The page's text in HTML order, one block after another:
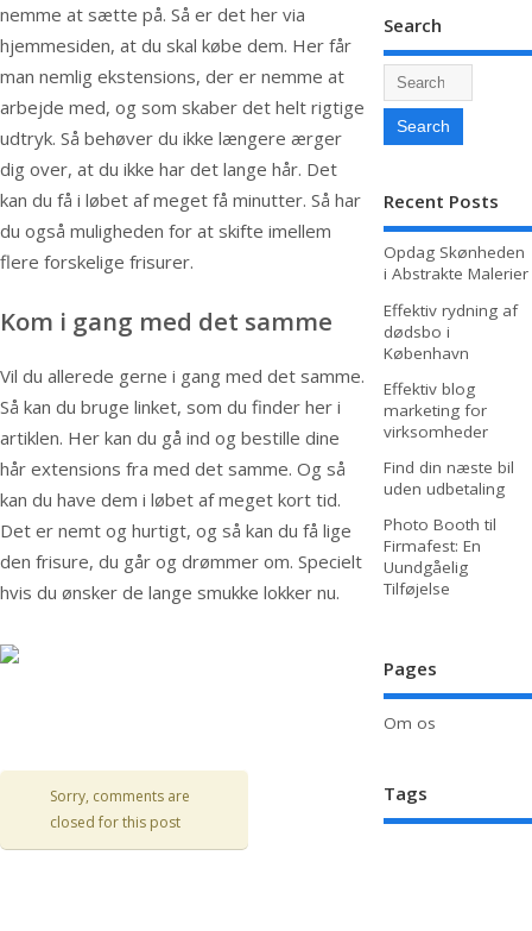
nemme at sætte på. Så er det her via
hjemmesiden, at du skal købe dem. Her får
man nemlig ekstensions, der er nemme at
arbejde med, og som skaber det helt rigtige
udtryk. Så behøver du ikke længere ærger
dig over, at du ikke har det lange hår. Det
kan du få i løbet af meget få minutter. Så har
du også muligheden for at skifte imellem
flere forskelige frisurer.
Kom i gang med det samme
Vil du allerede gerne i gang med det samme.
Så kan du bruge linket, som du finder her i
artiklen. Her kan du gå ind og bestille dine
hår extensions fra med det samme. Og så
kan du have dem i løbet af meget kort tid.
Det er nemt og hurtigt, og så kan du få lige
den frisure, du går og drømmer om. Specielt
hvis du ønsker de lange smukke lokker nu.
Sorry, comments are
closed for this post
Search
Recent Posts
Opdag Skønheden
i Abstrakte Malerier
Effektiv rydning af
dødsbo i
København
Effektiv blog
marketing for
virksomheder
Find din næste bil
uden udbetaling
Photo Booth til
Firmafest: En
Uundgåelig
Tilføjelse
Pages
Om os
Tags